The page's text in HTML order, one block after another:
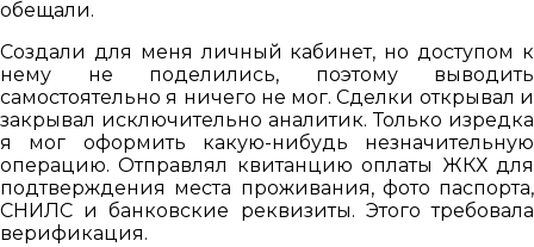
обещали.
Создали для меня личный кабинет, но доступом к
нему не поделились, поэтому выводить
самостоятельно я ничего не мог. Сделки открывал и
закрывал исключительно аналитик. Только изредка
я мог оформить какую-нибудь незначительную
операцию. Отправлял квитанцию оплаты ЖКХ для
подтверждения места проживания, фото паспорта,
СНИЛС и банковские реквизиты. Этого требовала
верификация.